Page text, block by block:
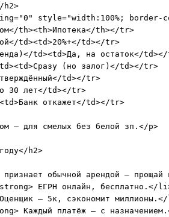
h2>
style="width:100%;
th><th>Ипотека</th></tr>
td><td>20%+</td></tr>
td><td>Да, на остаток</
(но залог)</td></tr>
td></tr>
30 лет</td></tr>
откажет</td></tr>
– для смелых без белой зп.</p>
h2>
обычной арендой – прощай
ЕГРН онлайн, бесплатно.</
– 5к, сэкономит
Каждый платёж – с